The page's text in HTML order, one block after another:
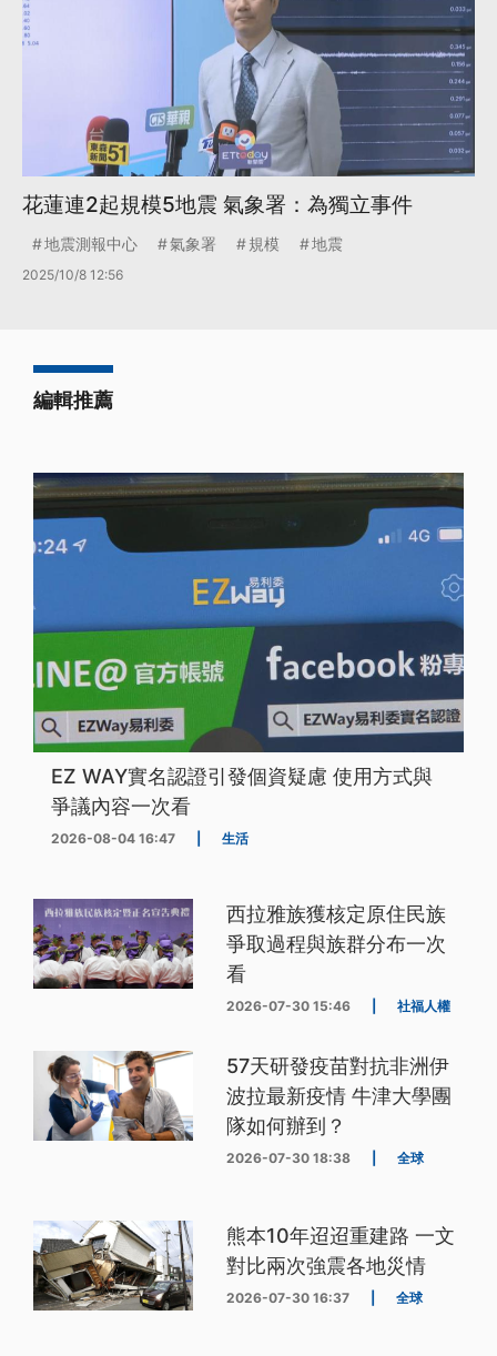
花蓮連2起規模5地震 氣象署：為獨立事件
地震測報中心 氣象署 規模 地震
2025/10/8 12:56
編輯推薦
EZ WAY實名認證引發個資疑慮 使用方式與
爭議內容一次看
2026-08-04 16:47 生活
西拉雅族獲核定原住民族
爭取過程與族群分布一次
看
2026-07-30 15:46 社福人權
57天研發疫苗對抗非洲伊
波拉最新疫情 牛津大學團
隊如何辦到？
2026-07-30 18:38 全球
熊本10年迢迢重建路 一文
對比兩次強震各地災情
2026-07-30 16:37 全球